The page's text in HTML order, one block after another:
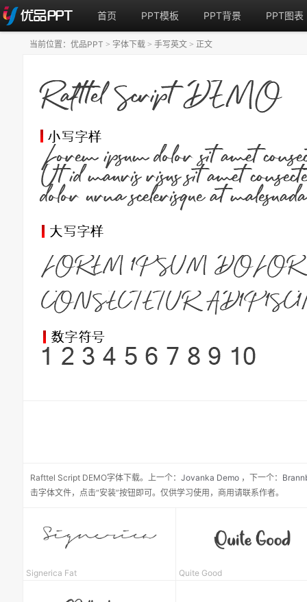
首页 PPT模板 PPT背景 PPT图表
Rafttel Script DEMO字体下载。 上一个： Jovanka Demo ， 下一个：
击字体文件，点击“安装”按钮即可。仅供学习使用，商用请联系作者。
当前位置： 优品PPT > 字体下载 > 手写英文 > 正文
Signerica Fat Quite Good